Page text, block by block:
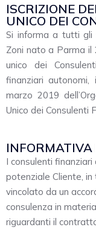
ISCRIZIONE
UNICO DEI
Si informa a tutti
Zoni nato a Parma il
unico dei
finanziari
marzo 2019
Unico dei Consulenti
I consulenti
potenziale Cliente,
vincolato da un
consulenza in
riguardanti il